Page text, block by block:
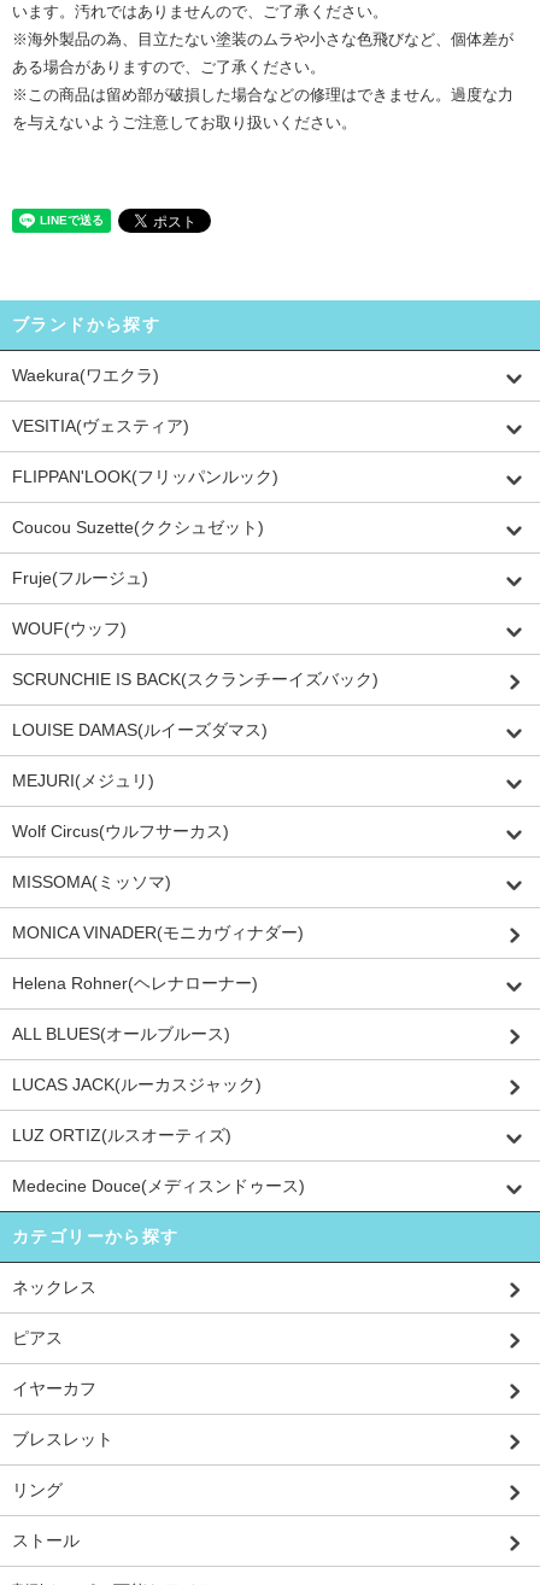
います。汚れではありませんので、ご了承ください。
※海外製品の為、目立たない塗装のムラや小さな色飛びなど、個体差が
ある場合がありますので、ご了承ください。
※この商品は留め部が破損した場合などの修理はできません。過度な力
を与えないようご注意してお取り扱いください。
ブランドから探す
Waekura(ワエクラ)
VESITIA(ヴェスティア)
FLIPPAN'LOOK(フリッパンルック)
Coucou Suzette(ククシュゼット)
Fruje(フルージュ)
WOUF(ウッフ)
SCRUNCHIE IS BACK(スクランチーイズバック)
LOUISE DAMAS(ルイーズダマス)
MEJURI(メジュリ)
Wolf Circus(ウルフサーカス)
MISSOMA(ミッソマ)
MONICA VINADER(モニカヴィナダー)
Helena Rohner(ヘレナローナー)
ALL BLUES(オールブルース)
LUCAS JACK(ルーカスジャック)
LUZ ORTIZ(ルスオーティズ)
Medecine Douce(メディスンドゥース)
カテゴリーから探す
ネックレス
ピアス
イヤーカフ
ブレスレット
リング
ストール